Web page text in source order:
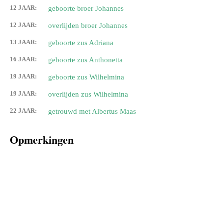
12 JAAR: geboorte broer Johannes
12 JAAR: overlijden broer Johannes
13 JAAR: geboorte zus Adriana
16 JAAR: geboorte zus Anthonetta
19 JAAR: geboorte zus Wilhelmina
19 JAAR: overlijden zus Wilhelmina
22 JAAR: getrouwd met Albertus Maas
Opmerkingen